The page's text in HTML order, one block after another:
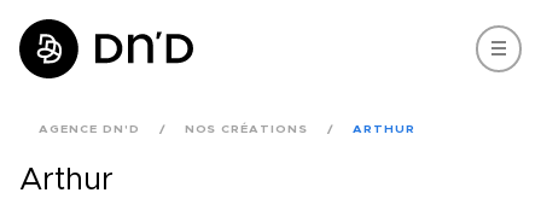
AGENCE DN'D NOS CRÉATIONS ARTHUR
Arthur